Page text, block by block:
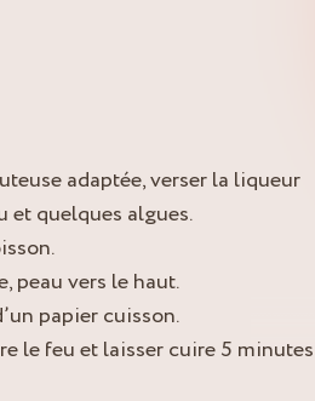
adaptée, verser la liqueur
et quelques algues.
peau vers le haut.
papier cuisson.
le feu et laisser cuire 5 minutes